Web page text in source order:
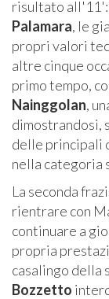
risultato all'11':
Palamara, le
propri valori
altre cinque
primo tempo,
Nainggolan,
dimostrandosi,
delle principali
nella categoria
La seconda
rientrare con
continuare a
propria
casalingo della
Bozzetto